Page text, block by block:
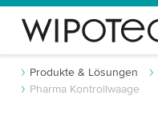
Produkte & Lösungen
Pharma Kontrollwaage